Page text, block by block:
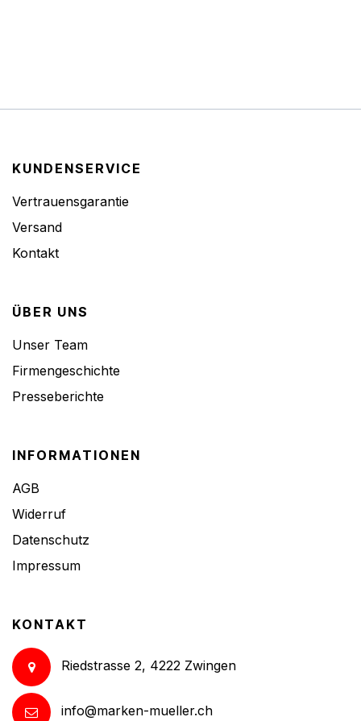
KUNDENSERVICE
Vertrauensgarantie
Versand
Kontakt
ÜBER UNS
Unser Team
Firmengeschichte
Presseberichte
INFORMATIONEN
AGB
Widerruf
Datenschutz
Impressum
KONTAKT
Riedstrasse 2, 4222 Zwingen
info@marken-mueller.ch